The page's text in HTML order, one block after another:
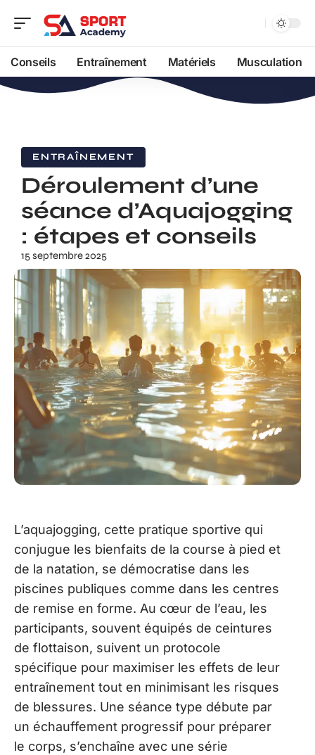
Conseils Entraînement Matériels Musculation
ENTRAÎNEMENT
Déroulement d’une
séance d’Aquajogging
: étapes et conseils
15 septembre 2025
L’aquajogging, cette pratique sportive qui
conjugue les bienfaits de la course à pied et
de la natation, se démocratise dans les
piscines publiques comme dans les centres
de remise en forme. Au cœur de l’eau, les
participants, souvent équipés de ceintures
de flottaison, suivent un protocole
spécifique pour maximiser les effets de leur
entraînement tout en minimisant les risques
de blessures. Une séance type débute par
un échauffement progressif pour préparer
le corps, s’enchaîne avec une série